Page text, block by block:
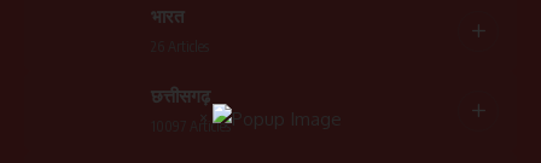
भारत
छत्तीसगढ़
10097 Articles
×